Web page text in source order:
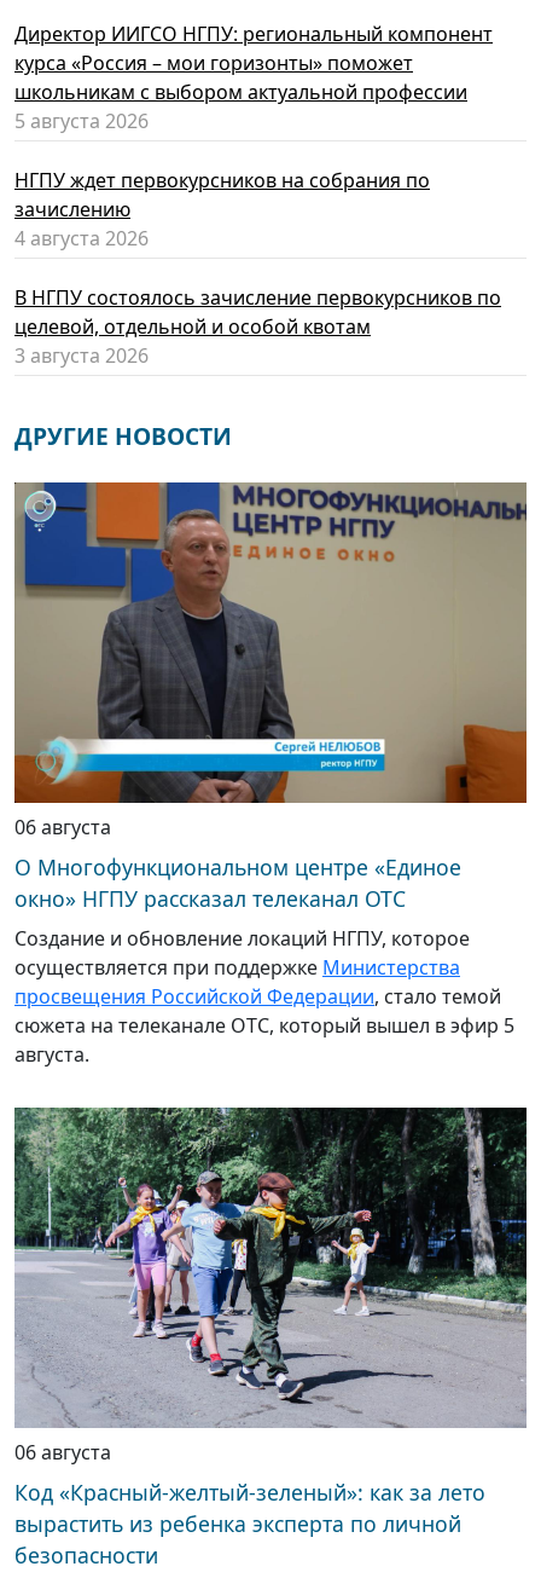
Директор ИИГСО НГПУ: региональный компонент
курса «Россия – мои горизонты» поможет
школьникам с выбором актуальной профессии
5 августа 2026
НГПУ ждет первокурсников на собрания по
зачислению
4 августа 2026
В НГПУ состоялось зачисление первокурсников по
целевой, отдельной и особой квотам
3 августа 2026
ДРУГИЕ НОВОСТИ
06 августа
О Многофункциональном центре «Единое
окно» НГПУ рассказал телеканал ОТС
Создание и обновление локаций НГПУ, которое
осуществляется при поддержке Министерства
просвещения Российской Федерации, стало темой
сюжета на телеканале ОТС, который вышел в эфир 5
августа.
06 августа
Код «Красный-желтый-зеленый»: как за лето
вырастить из ребенка эксперта по личной
безопасности